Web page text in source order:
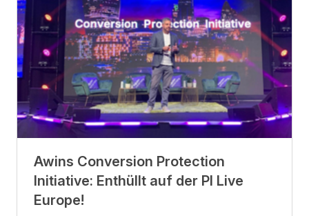
Awins Conversion Protection
Initiative: Enthüllt auf der PI Live
Europe!